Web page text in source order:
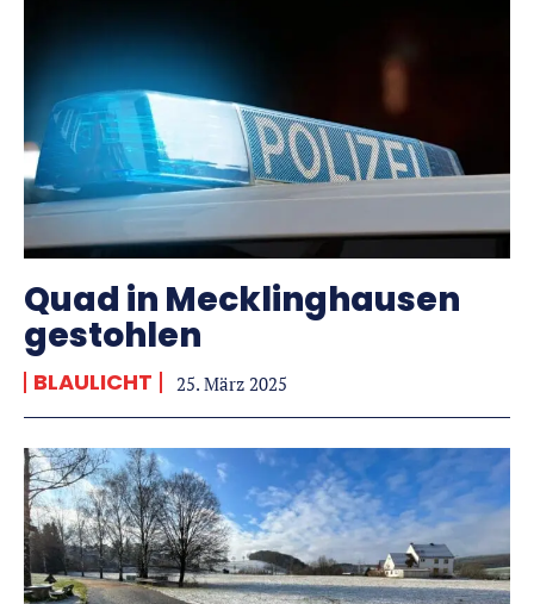
Quad in Mecklinghausen
gestohlen
BLAULICHT 25. März 2025